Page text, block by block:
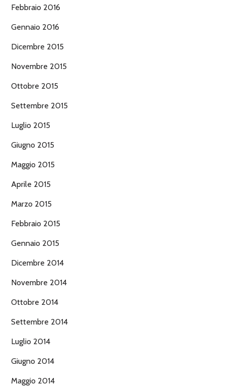
Febbraio 2016
Gennaio 2016
Dicembre 2015
Novembre 2015
Ottobre 2015
Settembre 2015
Luglio 2015
Giugno 2015
Maggio 2015
Aprile 2015
Marzo 2015
Febbraio 2015
Gennaio 2015
Dicembre 2014
Novembre 2014
Ottobre 2014
Settembre 2014
Luglio 2014
Giugno 2014
Maggio 2014